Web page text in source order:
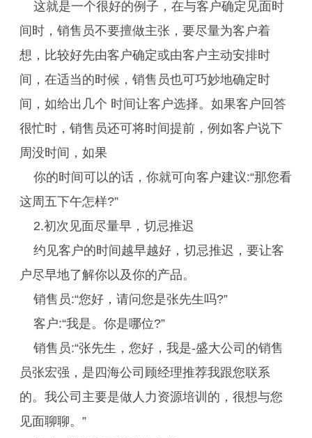
这就是一个很好的例子，在与客户确定见面时
间时，销售员不要擅做主张，要尽量为客户着
想，比较好先由客户确定或由客户主动安排时
间，在适当的时候，销售员也可巧妙地确定时
间，如给出几个 时间让客户选择。如果客户回答
很忙时，销售员还可将时间提前，例如客户说下
周没时间，如果
你的时间可以的话，你就可向客户建议:“那您看
这周五下午怎样?”
2.初次见面尽量早，切忌推迟
约见客户的时间越早越好，切忌推迟，要让客
户尽早地了解你以及你的产品。
销售员:“您好，请问您是张先生吗?”
客户:“我是。你是哪位?”
销售员:“张先生，您好，我是-盛大公司的销售
员张宏强，是四海公司顾经理推荐我跟您联系
的。我公司主要是做人力资源培训的，很想与您
见面聊聊。”